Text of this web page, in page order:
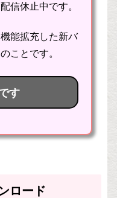
UWSCによる自
座標）
ムをプレイ
のクリックポイ
信休止中です。
能拡充した新バ
ことです。
す
ロード